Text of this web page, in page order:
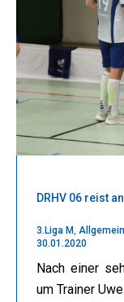
DRHV 06 reist
3.Liga M, Allgemein
30.01.2020
Nach einer
um Trainer